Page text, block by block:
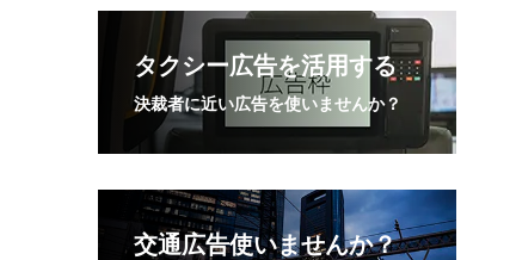
タクシー広告を活用する
決裁者に近い広告を使いませんか？
交通広告使いませんか？